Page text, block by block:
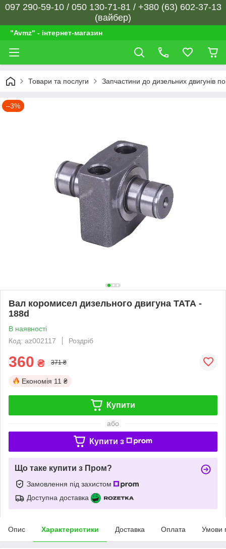
097 290-59-10 / 050 130-71-81 / +380 (63) 602-37-13
(вайбер)
"Avmz" - інтернет-магазин
Товари та послуги Запчастини до дизельних двигунів
–3%
Вал коромисел дизельного двигуна ТАТА -
188d
В наявності
Код: az002117
Роздріб
360 ₴ 371 ₴
Економія 11 ₴
Купити
або
Купити з
Що таке купити з Пром?
Замовлення під захистом
Доступна доставка
Опис Характеристики Доставка Оплата Умови